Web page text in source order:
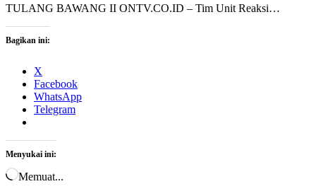
TULANG BAWANG II ONTV.CO.ID – Tim Unit Reaksi…
Bagikan ini:
X
Facebook
WhatsApp
Telegram
Menyukai ini:
Memuat...